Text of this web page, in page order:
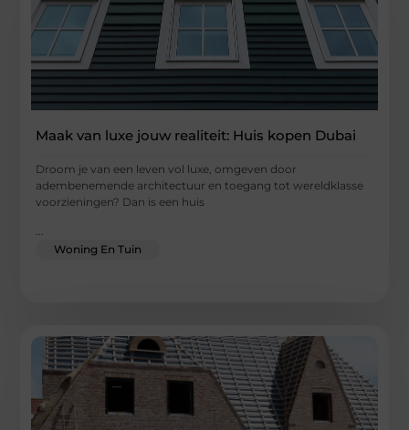
Maak van luxe jouw realiteit: Huis kopen Dubai
Droom je van een leven vol luxe, omgeven door
adembenemende architectuur en toegang tot wereldklasse
voorzieningen? Dan is een huis
Woning En Tuin